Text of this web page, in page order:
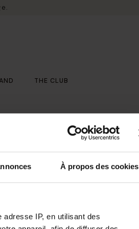
À propos des cookies
IP, en utilisant des
THE CLUB